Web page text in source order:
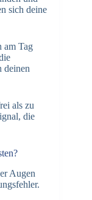
sich deine
am Tag
deinen
als zu
die
Augen